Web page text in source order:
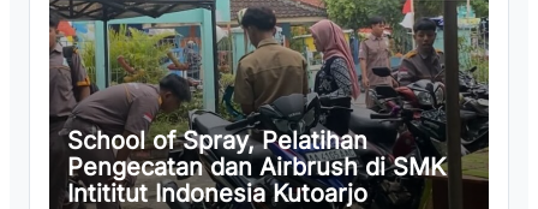
School of Spray, Pelatihan
Pengecatan dan Airbrush di SMK
Intititut Indonesia Kutoarjo